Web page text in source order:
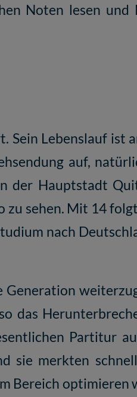
Noten lesen und
Sein Lebenslauf ist
auf,
der Hauptstadt
zu sehen. Mit 14
nach
Generation
das
Partitur
sie merkten
Bereich optimieren